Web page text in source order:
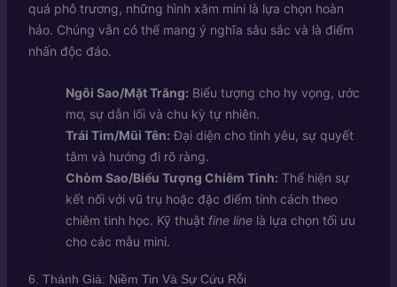
quá phô trương, những hình xăm mini là lựa chọn hoàn
hảo. Chúng vẫn có thể mang ý nghĩa sâu sắc và là điểm
nhấn độc đáo.
Ngôi Sao/Mặt Trăng: Biểu tượng cho hy vọng, ước
mơ, sự dẫn lối và chu kỳ tự nhiên.
Trái Tim/Mũi Tên: Đại diện cho tình yêu, sự quyết
tâm và hướng đi rõ ràng.
Chòm Sao/Biểu Tượng Chiêm Tinh: Thể hiện sự
kết nối với vũ trụ hoặc đặc điểm tính cách theo
chiêm tinh học. Kỹ thuật fine linelà lựa chọn tối ưu
cho các mẫu mini.
6. Thánh Giá: Niềm Tin Và Sự Cứu Rỗi